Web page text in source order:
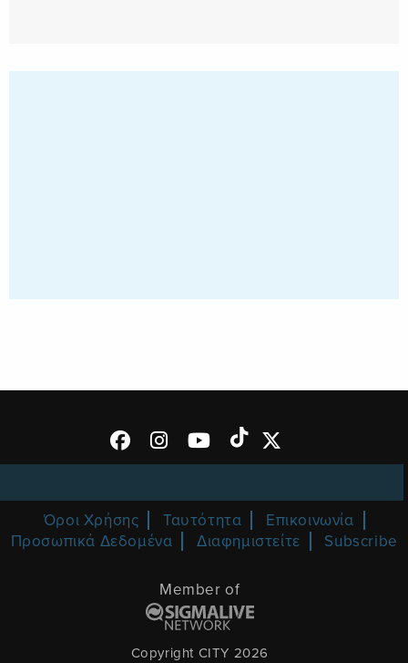
Όροι Χρήσης Ταυτότητα
Επικοινωνία
Προσωπικά Δεδομένα
Διαφημιστείτε Subscribe
Member of
Copyright CITY 2026